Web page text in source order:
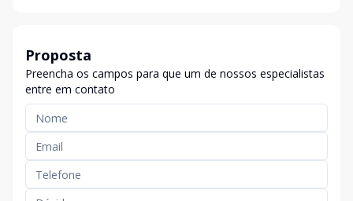
Proposta
Preencha os campos para que um de nossos especialistas
entre em contato